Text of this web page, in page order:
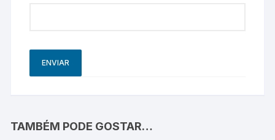
TAMBÉM PODE GOSTAR…